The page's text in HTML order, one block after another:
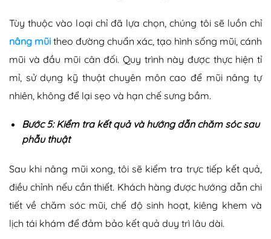
Tùy thuộc vào loại chỉ đã lựa chọn, chúng tôi sẽ luồn chỉ
nâng mũi theo đường chuẩn xác, tạo hình sống mũi, cánh
mũi và đầu mũi cân đối. Quy trình này được thực hiện tỉ
mỉ, sử dụng kỹ thuật chuyên môn cao để mũi nâng tự
nhiên, không để lại sẹo và hạn chế sưng bầm.
Bước 5: Kiểm tra kết quả và hướng dẫn chăm sóc sau
phẫu thuật
Sau khi nâng mũi xong, tôi sẽ kiểm tra trực tiếp kết quả,
điều chỉnh nếu cần thiết. Khách hàng được hướng dẫn chi
tiết về chăm sóc mũi, chế độ sinh hoạt, kiêng khem và
lịch tái khám để đảm bảo kết quả duy trì lâu dài.